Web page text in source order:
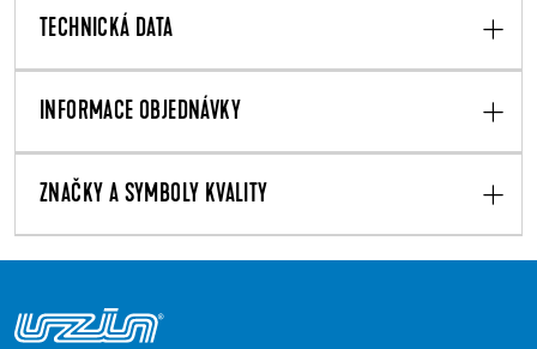
TECHNICKÁ DATA
INFORMACE OBJEDNÁVKY
ZNAČKY A SYMBOLY KVALITY